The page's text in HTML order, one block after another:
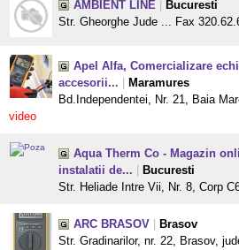
AMBIENT LINE
Bucuresti
Str. Gheorghe Jude ... Fax
Apel Alfa, Comercializare
accesorii...
Maramures
Bd.Independentei, Nr. 21, Baia
video
Aqua Therm Co - Magazin
instalatii de...
Bucuresti
Str. Heliade Intre Vii, Nr. 8, Corp
ARC BRASOV
Brasov
Str. Gradinarilor, nr. 22, Brasov,